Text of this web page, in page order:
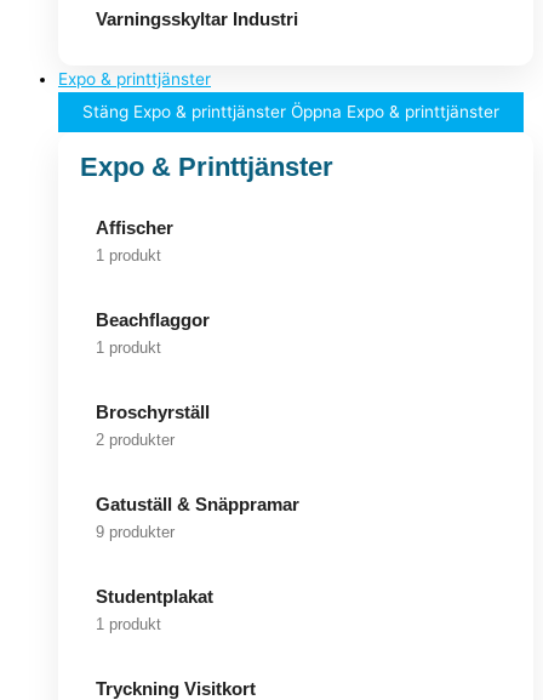
Varningsskyltar Industri
Expo & printtjänster
Stäng Expo & printtjänster Öppna Expo & printtjänster
Expo & Printtjänster
Affischer
1 produkt
Beachflaggor
1 produkt
Broschyrställ
2 produkter
Gatuställ & Snäppramar
9 produkter
Studentplakat
1 produkt
Tryckning Visitkort